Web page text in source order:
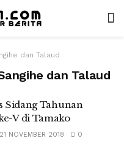
dan Talaud
dan Talaud
Sidang Tahunan
V di Tamako
21 NOVEMBER 2018 0